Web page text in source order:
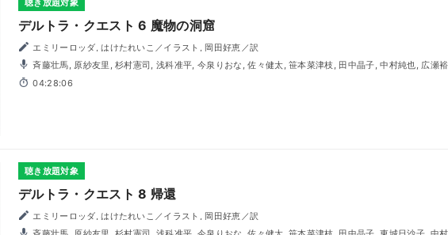
聴き放題対象
デルトラ・クエスト 6 魔物の洞窟
エミリーロッダ, はけたれいこ／イラスト, 岡田好恵／訳
松島昭浩, 青木崇
04:28:06
聴き放題対象
デルトラ・クエスト 8 帰還
エミリーロッダ, はけたれいこ／イラスト, 岡田好恵／訳